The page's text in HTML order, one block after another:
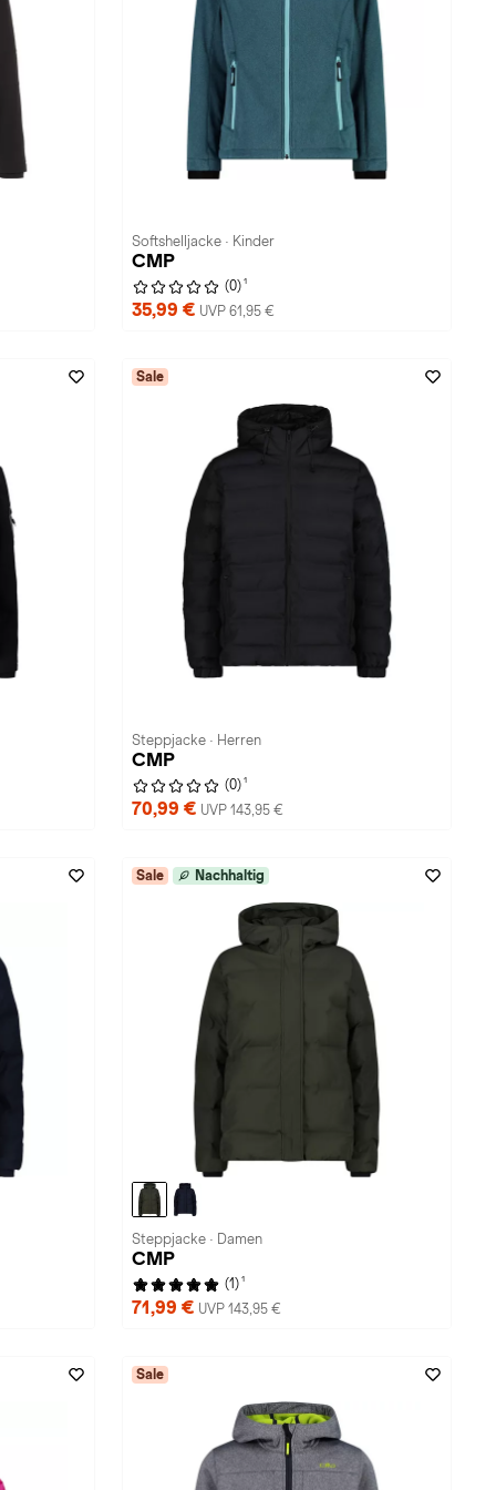
Softshelljacke · Kinder
CMP
(0) 1
35,99 € UVP 61,95 €
Sale
Steppjacke · Herren
CMP
(0) 1
70,99 € UVP 143,95 €
Sale Nachhaltig
Steppjacke · Damen
CMP
(1) 1
71,99 € UVP 143,95 €
Sale